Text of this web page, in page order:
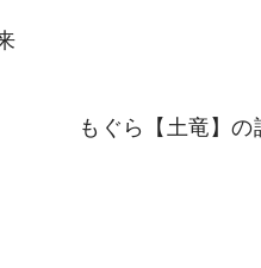
もぐら【土竜】